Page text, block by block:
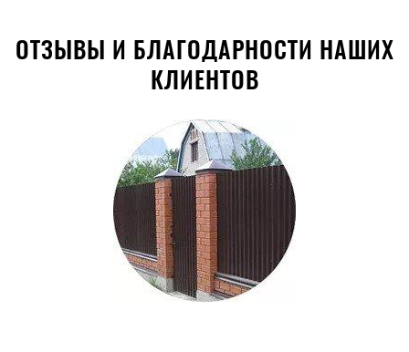
ОТЗЫВЫ И БЛАГОДАРНОСТИ НАШИХ
КЛИЕНТОВ